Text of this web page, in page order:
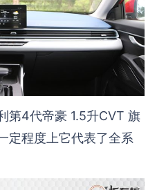
第4代帝豪 1.5升CVT 旗
定程度上它代表了全系